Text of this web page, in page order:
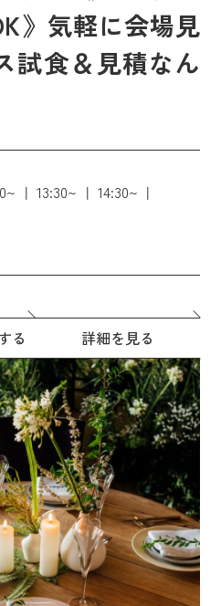
》気軽に会場見
試食＆見積なん
13:30~
14:30~
る 詳細を見る